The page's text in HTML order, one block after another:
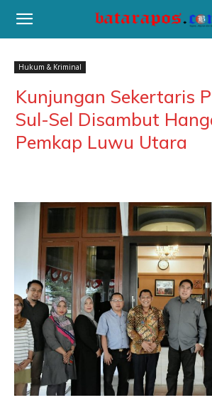
Hukum & Kriminal
Kunjungan Sekertaris
Sul-Sel Disambut
Pemkap Luwu Utara